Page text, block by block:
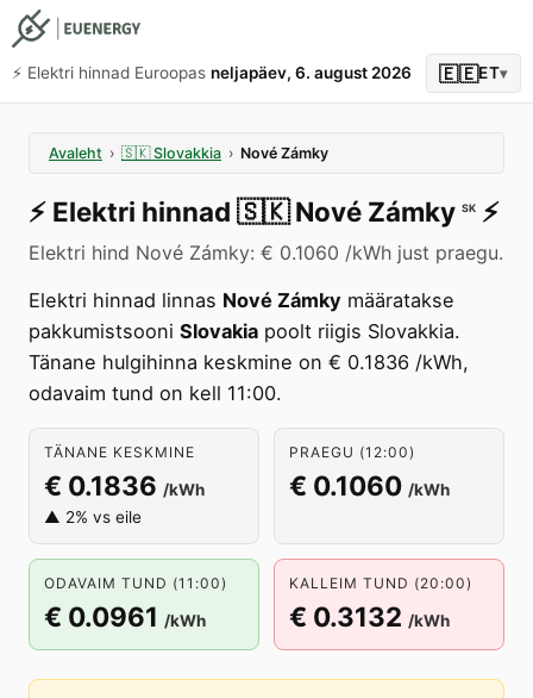
⚡️ Elektri hinnad Euroopas neljapäev, 6. august 2026 🇪🇪ET▾
Avaleht › 🇸🇰 Slovakkia › Nové Zámky
⚡️ Elektri hinnad 🇸🇰 Nové Zámky SK ⚡️
Elektri hind Nové Zámky: € 0.1060 /kWh just praegu.
Elektri hinnad linnas Nové Zámky määratakse
pakkumistsooni Slovakia poolt riigis Slovakkia.
Tänane hulgihinna keskmine on € 0.1836 /kWh,
odavaim tund on kell 11:00.
TÄNANE KESKMINE
€ 0.1836 /kWh
▲ 2% vs eile
PRAEGU (12:00)
€ 0.1060 /kWh
ODAVAIM TUND (11:00)
€ 0.0961 /kWh
KALLEIM TUND (20:00)
€ 0.3132 /kWh